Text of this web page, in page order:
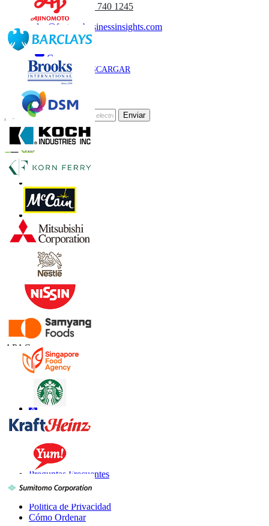
(APAC) +91 744 740 1245
sales@fortunebusinessinsights.com
Llamar
Correo
DESCARGAR
MUESTRA
Suscríbete al Boletín
Enviar
Confianza Online
Contáctanos
+1 833 909 2966 ( Llamada gratuita )
UK+44 808 502 0280 (Llamada gratuita )
APAC +91 744 740 1245
sales@fortunebusinessinsights.com
Conéctate con nosotros
Información
Preguntas Frecuentes
Testimonios
Términos de Uso
Política de Privacidad
Cómo Ordenar